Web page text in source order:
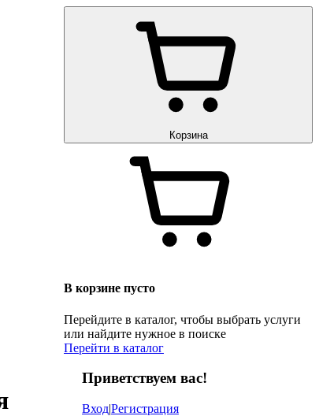
Корзина
В корзине пусто
Перейдите в каталог, чтобы выбрать услуги
или найдите нужное в поиске
Перейти в каталог
Приветствуем вас!
Вход|Регистрация